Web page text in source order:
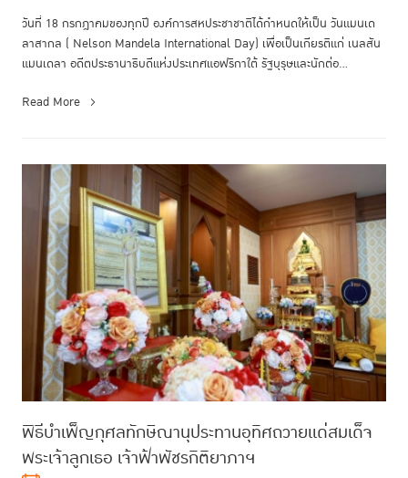
วันที่ 18 กรกฎาคมของทุกปี องค์การสหประชาชาติได้กำหนดให้เป็น วันแมนเด
ลาสากล ( Nelson Mandela International Day) เพื่อเป็นเกียรติแก่ เนลสัน
แมนเดลา อดีตประธานาธิบดีแห่งประเทศแอฟริกาใต้ รัฐบุรุษและนักต่อ...
Read More
พิธีบำเพ็ญกุศลทักษิณานุประทานอุทิศถวายแด่สมเด็จ
พระเจ้าลูกเธอ เจ้าฟ้าพัชรกิติยาภาฯ